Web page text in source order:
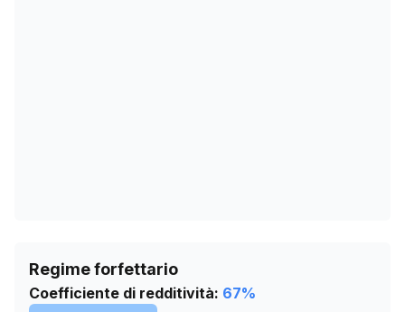
Regime forfettario
Coefficiente di redditività: 67%